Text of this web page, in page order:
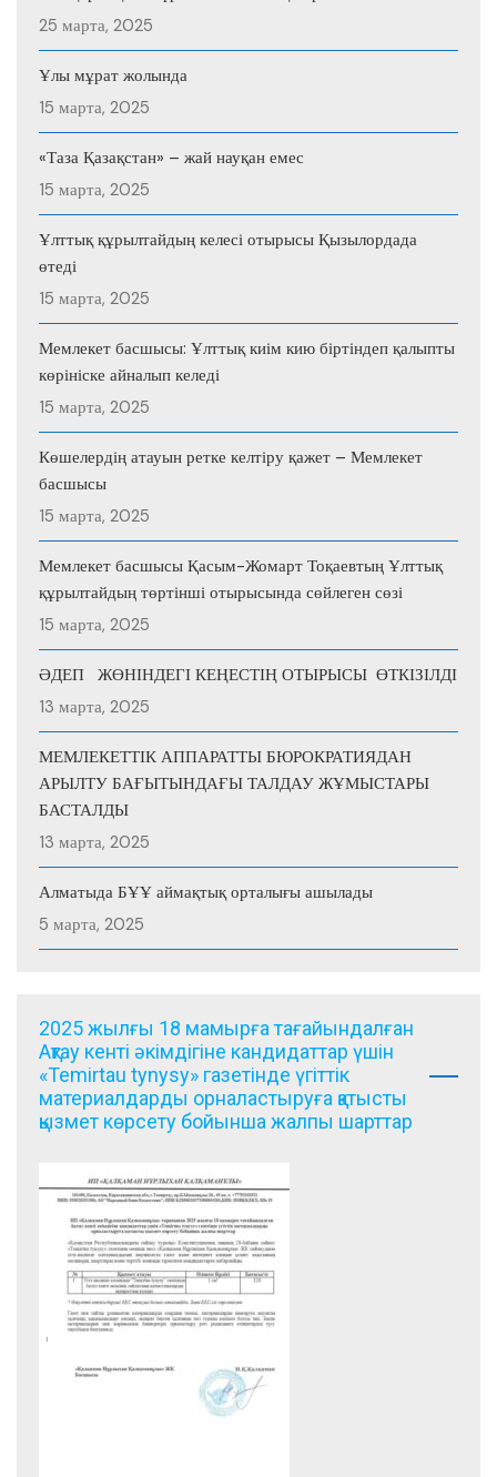
25 марта, 2025
Ұлы мұрат жолында
15 марта, 2025
«Таза Қазақстан» – жай науқан емес
15 марта, 2025
Ұлттық құрылтайдың келесі отырысы Қызылордада
өтеді
15 марта, 2025
Мемлекет басшысы: Ұлттық киім кию біртіндеп қалыпты
көрініске айналып келеді
15 марта, 2025
Көшелердің атауын ретке келтіру қажет – Мемлекет
басшысы
15 марта, 2025
Мемлекет басшысы Қасым-Жомарт Тоқаевтың Ұлттық
құрылтайдың төртінші отырысында сөйлеген сөзі
15 марта, 2025
ӘДЕП ЖӨНІНДЕГІ КЕҢЕСТІҢ ОТЫРЫСЫ ӨТКІЗІЛДІ
13 марта, 2025
МЕМЛЕКЕТТІК АППАРАТТЫ БЮРОКРАТИЯДАН
АРЫЛТУ БАҒЫТЫНДАҒЫ ТАЛДАУ ЖҰМЫСТАРЫ
БАСТАЛДЫ
13 марта, 2025
Алматыда БҰҰ аймақтық орталығы ашылады
5 марта, 2025
2025 жылғы 18 мамырға тағайындалған
Ақтау кенті әкімдігіне кандидаттар үшін
«Temirtau tynysy» газетінде үгіттік
материалдарды орналастыруға қатысты
қызмет көрсету бойынша жалпы шарттар